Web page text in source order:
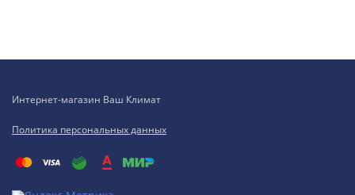
Интернет-магазин Ваш Климат
Политика персональных данных